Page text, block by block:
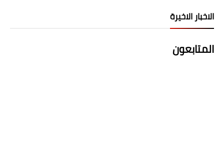
الاخبار الاخيرة
المتابعون